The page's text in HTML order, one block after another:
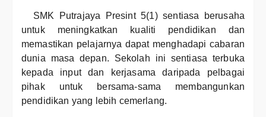
SMK Putrajaya Presint 5(1) sentiasa berusaha
untuk meningkatkan kualiti pendidikan dan
memastikan pelajarnya dapat menghadapi cabaran
dunia masa depan. Sekolah ini sentiasa terbuka
kepada input dan kerjasama daripada pelbagai
pihak untuk bersama-sama membangunkan
pendidikan yang lebih cemerlang.